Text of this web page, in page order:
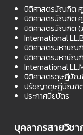
นิติศาสตรบัณฑิต
นิติศาสตรบัณฑิต ศู
นิติศาสตรบัณฑิต
International
นิติศาสตรมหาบัณ
นิติศาสตรมหาบัณ
International
นิติศาสตรดุษฎีบัณ
ปรัชญาดุษฎีบัณฑิต
ประกาศนียบัตร
บุคลากรสายวิชา